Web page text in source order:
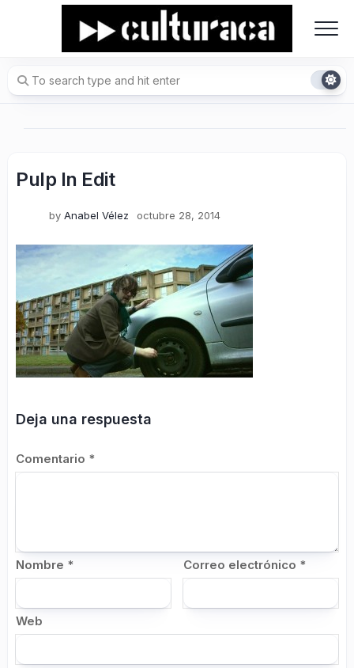
Pulp In Edit
by Anabel Vélez octubre 28, 2014
Deja una respuesta
Comentario *
Nombre * Correo electrónico *
Web